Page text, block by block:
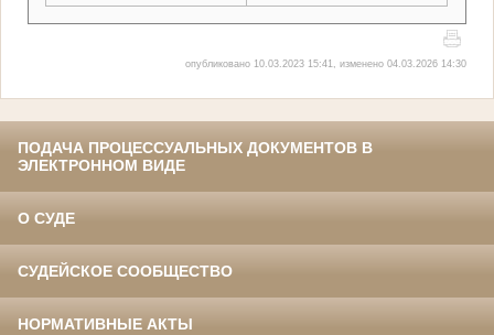
опубликовано 10.03.2023 15:41, изменено 04.03.2026 14:30
ПОДАЧА ПРОЦЕССУАЛЬНЫХ ДОКУМЕНТОВ В
ЭЛЕКТРОННОМ ВИДЕ
О СУДЕ
СУДЕЙСКОЕ СООБЩЕСТВО
НОРМАТИВНЫЕ АКТЫ